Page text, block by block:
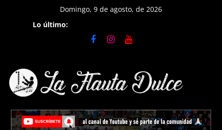
contenido
Domingo, 9 de agosto, de 2026
Lo último:
La